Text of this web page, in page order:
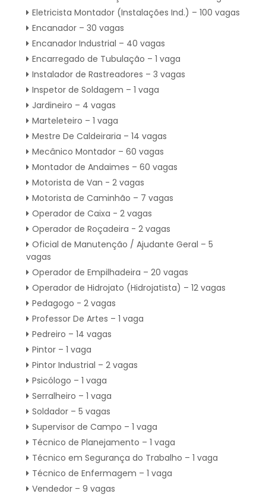
Eletricista Montador (Instalações Ind.) – 100 vagas
Encanador – 30 vagas
Encanador Industrial – 40 vagas
Encarregado de Tubulação – 1 vaga
Instalador de Rastreadores – 3 vagas
Inspetor de Soldagem – 1 vaga
Jardineiro – 4 vagas
Marteleteiro – 1 vaga
Mestre De Caldeiraria – 14 vagas
Mecânico Montador – 60 vagas
Montador de Andaimes – 60 vagas
Motorista de Van - 2 vagas
Motorista de Caminhão – 7 vagas
Operador de Caixa - 2 vagas
Operador de Roçadeira - 2 vagas
Oficial de Manutenção / Ajudante Geral – 5
vagas
Operador de Empilhadeira – 20 vagas
Operador de Hidrojato (Hidrojatista) – 12 vagas
Pedagogo - 2 vagas
Professor De Artes – 1 vaga
Pedreiro – 14 vagas
Pintor – 1 vaga
Pintor Industrial – 2 vagas
Psicólogo – 1 vaga
Serralheiro – 1 vaga
Soldador – 5 vagas
Supervisor de Campo – 1 vaga
Técnico de Planejamento – 1 vaga
Técnico em Segurança do Trabalho – 1 vaga
Técnico de Enfermagem – 1 vaga
Vendedor – 9 vagas